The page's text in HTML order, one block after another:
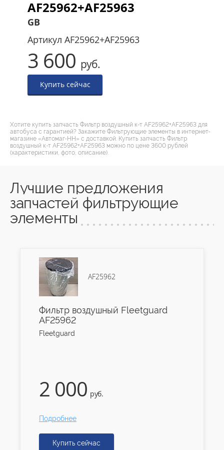
AF25962+AF25963
GB
Артикул AF25962+AF25963
3 600 руб.
Купить сейчас
Хотите купить запчасть Фильтр воздушный к-т AF25962+AF25963 для
автобуса с гарантией? Закажите Фильтрующие элементы в интернет-
магазине «Автомаг-НН» с доставкой. Купить запчасть Фильтр
воздушный к-т AF25962+AF25963 можно по цене 3600 рублей
(характеристики, фото, описание).
Лучшие предложения
запчастей фильтрующие
элементы
AF25962
Фильтр воздушный Fleetguard
AF25962
Fleetguard
2 000 руб.
Подробнее
Купить сейчас